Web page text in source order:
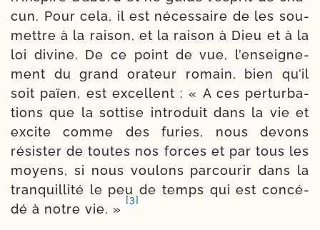
cun. Pour cela, il est néces­saire de les sou­
mettre à la rai­son, et la rai­son à Dieu et à la
loi divine. De ce point de vue, l’enseigne­
ment du grand ora­teur romain, bien qu’il
soit païen, est excellent : « A ces per­tur­ba­
tions que la sot­tise intro­duit dans la vie et
excite comme des furies, nous devons
résis­ter de toutes nos forces et par tous les
moyens, si nous vou­lons par­cou­rir dans la
tran­quilli­té le peu de temps qui est concé­
dé à notre vie. »
[3]